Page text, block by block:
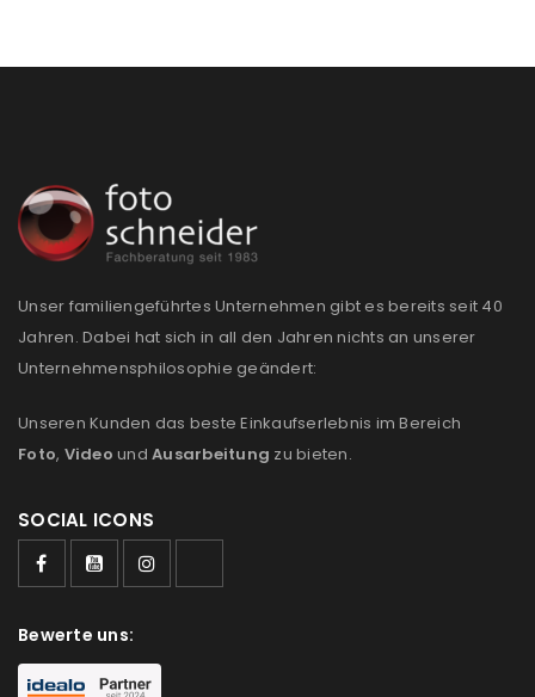
ANMELDEN
REGISTRIEREN
Ein Link zum Erstellen eines neuen Passworts wird an
deine E-Mail-Adresse gesendet.
Please select all the ways you would like to hear from
Unser familiengeführtes Unternehmen gibt es bereits seit 40
Jahren. Dabei hat sich in all den Jahren nichts an unserer
Unternehmensphilosophie geändert:
Unseren Kunden das beste Einkaufserlebnis im Bereich
Foto, Video und Ausarbeitung zu bieten.
SOCIAL ICONS
Bewerte uns: